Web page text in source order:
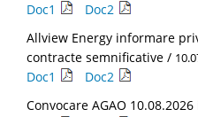
Doc1
Doc2
Allview Energy informare
contracte semnificative /
Doc1
Doc2
Convocare AGAO